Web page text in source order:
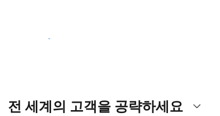
지금 등록 시작하기
전 세계의 고객을 공략하세요